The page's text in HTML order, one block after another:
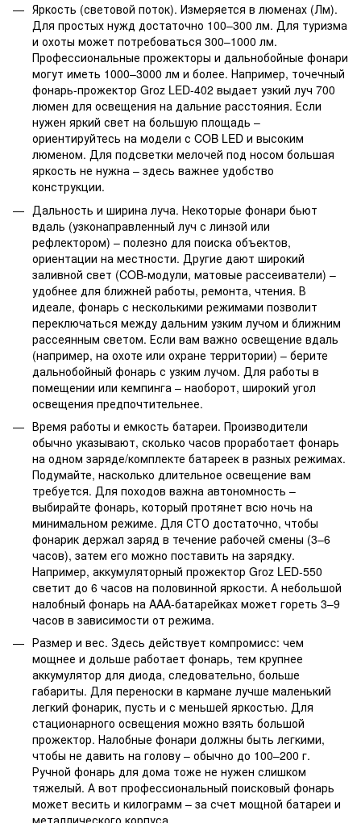
Яркость (световой поток). Измеряется в люменах (Лм).
Для простых нужд достаточно 100–300 лм. Для туризма
и охоты может потребоваться 300–1000 лм.
Профессиональные прожекторы и дальнобойные фонари
могут иметь 1000–3000 лм и более. Например, точечный
фонарь-прожектор Groz LED-402 выдает узкий луч 700
люмен для освещения на дальние расстояния. Если
нужен яркий свет на большую площадь –
ориентируйтесь на модели с COB LED и высоким
люменом. Для подсветки мелочей под носом большая
яркость не нужна – здесь важнее удобство
конструкции.
Дальность и ширина луча. Некоторые фонари бьют
вдаль (узконаправленный луч с линзой или
рефлектором) – полезно для поиска объектов,
ориентации на местности. Другие дают широкий
заливной свет (COB-модули, матовые рассеиватели) –
удобнее для ближней работы, ремонта, чтения. В
идеале, фонарь с несколькими режимами позволит
переключаться между дальним узким лучом и ближним
рассеянным светом. Если вам важно освещение вдаль
(например, на охоте или охране территории) – берите
дальнобойный фонарь с узким лучом. Для работы в
помещении или кемпинга – наоборот, широкий угол
освещения предпочтительнее.
Время работы и емкость батареи. Производители
обычно указывают, сколько часов проработает фонарь
на одном заряде/комплекте батареек в разных режимах.
Подумайте, насколько длительное освещение вам
требуется. Для походов важна автономность –
выбирайте фонарь, который протянет всю ночь на
минимальном режиме. Для СТО достаточно, чтобы
фонарик держал заряд в течение рабочей смены (3–6
часов), затем его можно поставить на зарядку.
Например, аккумуляторный прожектор Groz LED-550
светит до 6 часов на половинной яркости. А небольшой
налобный фонарь на AAA-батарейках может гореть 3–9
часов в зависимости от режима.
Размер и вес. Здесь действует компромисс: чем
мощнее и дольше работает фонарь, тем крупнее
аккумулятор для диода, следовательно, больше
габариты. Для переноски в кармане лучше маленький
легкий фонарик, пусть и с меньшей яркостью. Для
стационарного освещения можно взять большой
прожектор. Налобные фонари должны быть легкими,
чтобы не давить на голову – обычно до 100–200 г.
Ручной фонарь для дома тоже не нужен слишком
тяжелый. А вот профессиональный поисковый фонарь
может весить и килограмм – за счет мощной батареи и